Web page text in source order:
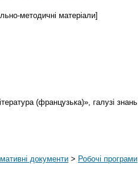
методичні матеріали]
(французька)», галузі знань
документи > Робочі програми